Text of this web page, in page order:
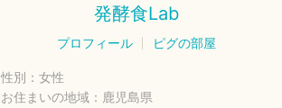
発酵食Lab
プロフィール ピグの部屋
性別： 女性
お住まいの地域： 鹿児島県